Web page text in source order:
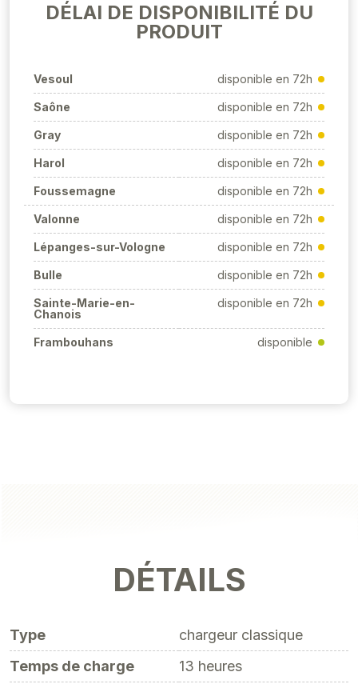
DÉLAI DE DISPONIBILITÉ DU
PRODUIT
Vesoul disponible en 72h
Saône disponible en 72h
Gray disponible en 72h
Harol disponible en 72h
Foussemagne disponible en 72h
Valonne disponible en 72h
Lépanges-sur-Vologne disponible en 72h
Bulle disponible en 72h
Sainte-Marie-en-
Chanois
disponible en 72h
Frambouhans disponible
DÉTAILS
Type
chargeur classique
Temps de charge
13 heures